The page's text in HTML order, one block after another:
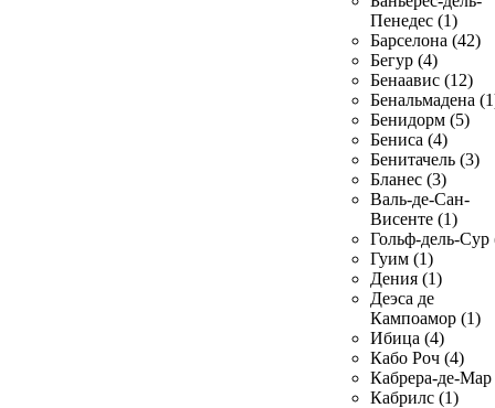
Пенедес (1)
Барселона (42)
Бегур (4)
Бенаавис (12)
Бенальмадена
Бенидорм (5)
Бениса (4)
Бенитачель (3)
Бланес (3)
Валь-де-Сан-
Висенте (1)
Гольф-дель-Сур
Гуим (1)
Дения (1)
Деэса де
Кампоамор (1)
Ибица (4)
Кабо Роч (4)
Кабрера-де-Мар
Кабрилс (1)